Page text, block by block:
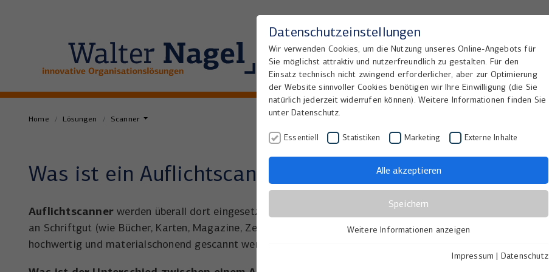
Home Lösungen Referenzen
Home Lösungen Scanner
Was ist ein Auflichtscanner?
Auflichtscanner werden überall dort eingesetzt, wo eine große Anzahl
an Schriftgut (wie Bücher, Karten, Magazine, Zeitungen) schnell,
hochwertig und materialschonend gescannt werden soll.
Datenschutzeinstellungen
Wir verwenden Cookies, um die Nutzung unseres Online-Angebots für
Sie möglichst attraktiv und nutzerfreundlich zu gestalten. Für den
Einsatz technisch nicht zwingend erforderlicher, aber zur Optimierung
der Website sinnvoller Cookies benötigen wir Ihre Einwilligung (die Sie
natürlich jederzeit widerrufen können). Weitere Informationen finden Sie
unter Datenschutz.
Essentiell Statistiken Marketing Externe Inhalte
Alle akzeptieren
Speichern
Essentielle Cookies werden für grundlegende Funktionen der
Weitere Informationen anzeigen
Impressum | Datenschutz